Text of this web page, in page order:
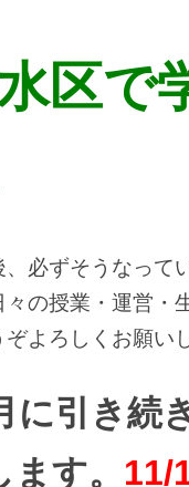
区で
、必ずそうなって
々の授業・運営・
ぞよろしくお願い
に引き続
す。 11/